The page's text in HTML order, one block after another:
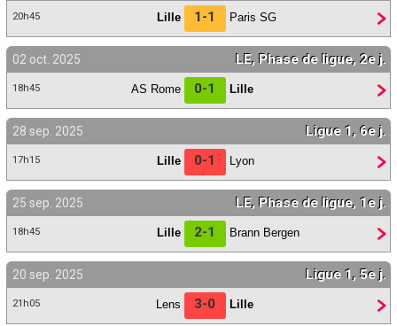
20h45 Lille 1-1 Paris SG
02 oct. 2025 LE, Phase de ligue, 2e j.
18h45 AS Rome 0-1 Lille
28 sep. 2025 Ligue 1, 6e j.
17h15 Lille 0-1 Lyon
25 sep. 2025 LE, Phase de ligue, 1e j.
18h45 Lille 2-1 Brann Bergen
20 sep. 2025 Ligue 1, 5e j.
21h05 Lens 3-0 Lille